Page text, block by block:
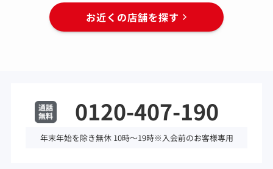
お近くの店舗を探す
0120-407-190
年末年始を除き無休 10時～19時※入会前のお客様専用